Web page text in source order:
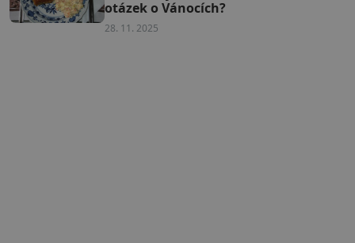
otázek o Vánocích?
28. 11. 2025